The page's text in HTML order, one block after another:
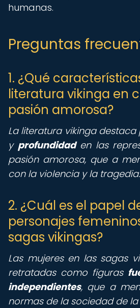
humanas.
Preguntas
1. ¿Qué
literatura vikinga en
pasión amorosa?
La literatura vikinga destaca
y profundidaden las
pasión amorosa, que a
con la violencia y la tragedia.
2. ¿Cuál es el papel
personajes
sagas vikingas?
Las mujeres en las sagas
retratadas como figuras
independientes, que a
normas de la sociedad de